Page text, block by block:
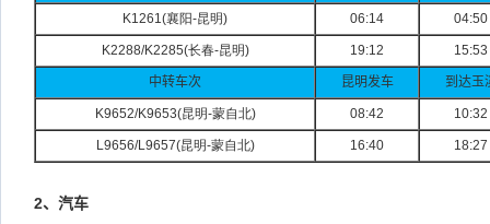
K1261(襄阳-昆明) 06:14 04:50
K2288/K2285(长春-昆明) 19:12 15:53
中转车次 昆明发车 到达玉
K9652/K9653(昆明-蒙自北) 08:42 10:32
L9656/L9657(昆明-蒙自北) 16:40 18:27
2、汽车